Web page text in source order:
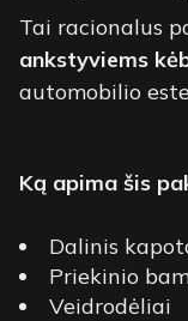
Tai racionalus
ankstyviems
automobilio
Ką apima šis
Dalinis
Priekinio
Veidrodėliai